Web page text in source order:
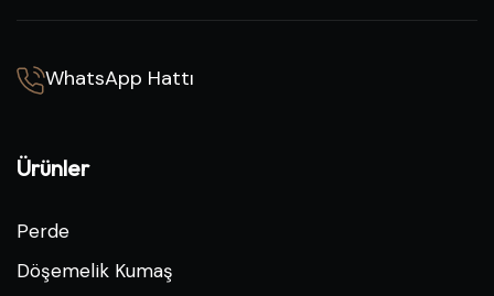
WhatsApp Hattı
Ürünler
Perde
Döşemelik Kumaş